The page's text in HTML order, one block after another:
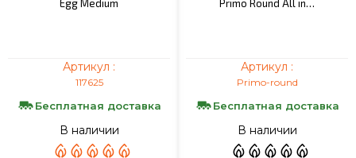
Egg Medium
Артикул :
117625
Бесплатная доставка
В наличии
Primo Round All in…
Артикул :
Primo-round
Бесплатная доставка
В наличии